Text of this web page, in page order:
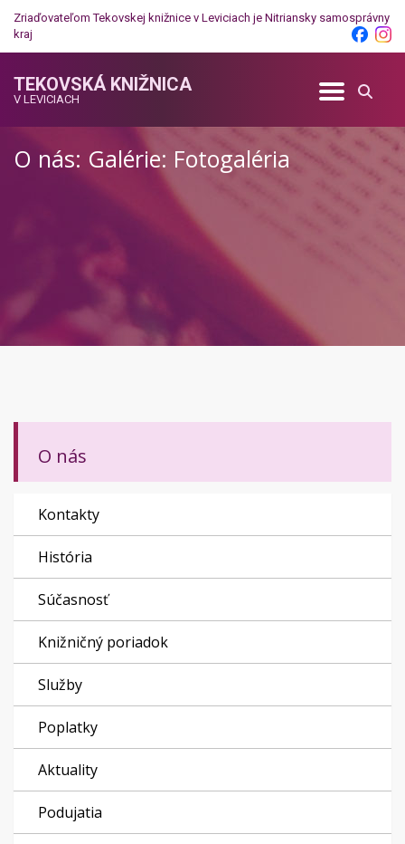
Zriaďovateľom Tekovskej knižnice v Leviciach je Nitriansky samosprávny
kraj
TEKOVSKÁ KNIŽNICA
V LEVICIACH
O nás: Galérie: Fotogaléria
O nás
Kontakty
História
Súčasnosť
Knižničný poriadok
Služby
Poplatky
Aktuality
Podujatia